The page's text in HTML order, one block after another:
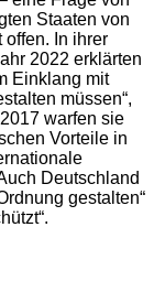
Staaten von
In ihrer
2022 erklärten
Einklang mit
müssen“,
warfen sie
Vorteile in
Deutschland
gestalten“